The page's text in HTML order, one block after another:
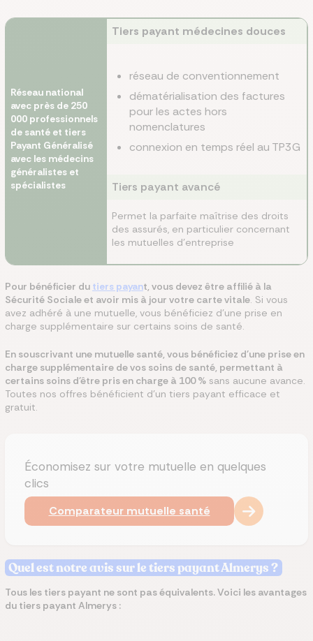
Réseau national
avec près de 250
000 professionnels
de santé et tiers
Payant Généralisé
avec les médecins
généralistes et
spécialistes
Tiers payant médecines douces
réseau de conventionnement
dématérialisation des factures
pour les actes hors
nomenclatures
connexion en temps réel au TP3G
Tiers payant avancé
Permet la parfaite maîtrise des droits
des assurés, en particulier concernant
les mutuelles d'entreprise
Pour bénéficier du tiers payant, vous devez être affilié à la
Sécurité Sociale et avoir mis à jour votre carte vitale. Si vous
avez adhéré à une mutuelle, vous bénéficiez d'une prise en
charge supplémentaire sur certains soins de santé.
En souscrivant une mutuelle santé, vous bénéficiez d'une prise en
charge supplémentaire de vos soins de santé, permettant à
certains soins d'être pris en charge à 100 % sans aucune avance.
Toutes nos offres bénéficient d'un tiers payant efficace et
gratuit.
Économisez sur votre mutuelle en quelques
clics
Comparateur mutuelle santé
Quel est notre avis sur le tiers payant Almerys ?
Tous les tiers payant ne sont pas équivalents. Voici les avantages
du tiers payant Almerys :